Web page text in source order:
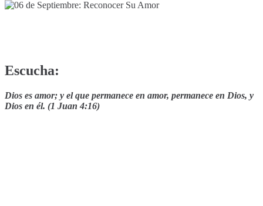
Escucha:
Dios es amor; y el que permanece en amor, permanece en Dios, y
Dios en él. (1 Juan 4:16)